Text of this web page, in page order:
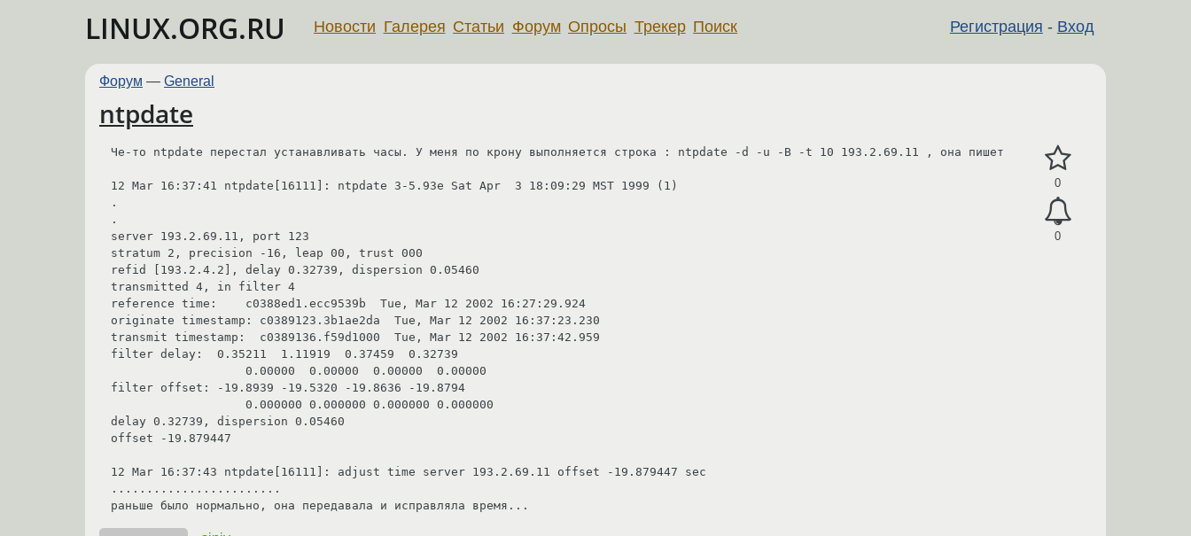
LINUX.ORG.RU Регистрация - Вход
Новости Галерея Статьи Форум Опросы Трекер Поиск
Форум — General
ntpdate
0
0
Че-то ntpdate перестал устанавливать часы. У меня по крону выполняется строка : ntpdate -d -u -B -t 10 193.2.69.11 , она пишет
12 Mar 16:37:41 ntpdate[16111]: ntpdate 3-5.93e Sat Apr  3 18:09:29 MST 1999 (1)
.
.
server 193.2.69.11, port 123
stratum 2, precision -16, leap 00, trust 000
refid [193.2.4.2], delay 0.32739, dispersion 0.05460
transmitted 4, in filter 4
reference time:	   c0388ed1.ecc9539b  Tue, Mar 12 2002 16:27:29.924
originate timestamp: c0389123.3b1ae2da  Tue, Mar 12 2002 16:37:23.230
transmit timestamp:  c0389136.f59d1000  Tue, Mar 12 2002 16:37:42.959
filter delay:  0.35211  1.11919  0.37459  0.32739
filter offset: -19.8939 -19.5320 -19.8636 -19.8794
delay 0.32739, dispersion 0.05460
offset -19.879447
12 Mar 16:37:43 ntpdate[16111]: adjust time server 193.2.69.11 offset -19.879447 sec
........................